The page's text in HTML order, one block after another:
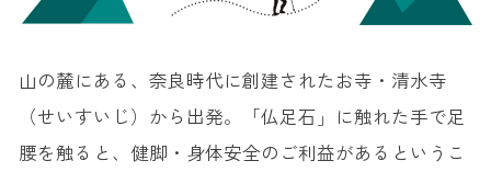
山の麓にある、奈良時代に創建されたお寺・清水寺
（せいすいじ）から出発。「仏足石」に触れた手で足
腰を触ると、健脚・身体安全のご利益があるというこ